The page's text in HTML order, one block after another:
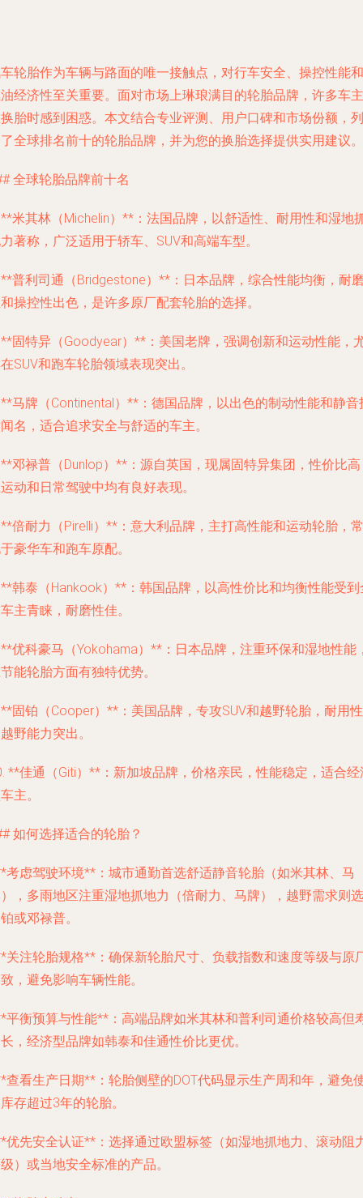
轮胎作为车辆与路面的唯一接触点，对行车安全、操控性能和
经济性至关重要。面对市场上琳琅满目的轮胎品牌，许多车主
胎时感到困惑。本文结合专业评测、用户口碑和市场份额，列
全球排名前十的轮胎品牌，并为您的换胎选择提供实用建议。
全球轮胎品牌前十名
米其林（Michelin）**：法国品牌，以舒适性、耐用性和湿地
著称，广泛适用于轿车、SUV和高端车型。
普利司通（Bridgestone）**：日本品牌，综合性能均衡，耐
操控性出色，是许多原厂配套轮胎的选择。
固特异（Goodyear）**：美国老牌，强调创新和运动性能，
SUV和跑车轮胎领域表现突出。
马牌（Continental）**：德国品牌，以出色的制动性能和静音
名，适合追求安全与舒适的车主。
邓禄普（Dunlop）**：源自英国，现属固特异集团，性价比
动和日常驾驶中均有良好表现。
倍耐力（Pirelli）**：意大利品牌，主打高性能和运动轮胎，常
豪华车和跑车原配。
韩泰（Hankook）**：韩国品牌，以高性价比和均衡性能受到
主青睐，耐磨性佳。
优科豪马（Yokohama）**：日本品牌，注重环保和湿地性能
能轮胎方面有独特优势。
固铂（Cooper）**：美国品牌，专攻SUV和越野轮胎，耐用性
野能力突出。
**佳通（Giti）**：新加坡品牌，价格亲民，性能稳定，适合经
主。
如何选择适合的轮胎？
考虑驾驶环境**：城市通勤首选舒适静音轮胎（如米其林、马
，多雨地区注重湿地抓地力（倍耐力、马牌），越野需求则选
或邓禄普。
关注轮胎规格**：确保新轮胎尺寸、负载指数和速度等级与原
，避免影响车辆性能。
平衡预算与性能**：高端品牌如米其林和普利司通价格较高但
，经济型品牌如韩泰和佳通性价比更优。
查看生产日期**：轮胎侧壁的DOT代码显示生产周和年，避免
存超过3年的轮胎。
优先安全认证**：选择通过欧盟标签（如湿地抓地力、滚动阻
）或当地安全标准的产品。